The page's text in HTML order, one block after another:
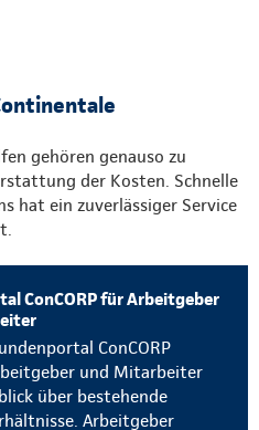
gehören genauso zu
der Kosten. Schnelle
hat ein zuverlässiger Service
ConCORP für Arbeitgeber
ConCORP
und Mitarbeiter
über bestehende
Arbeitgeber